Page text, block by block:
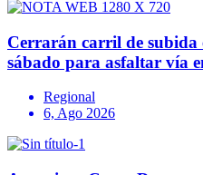
Cerrarán carril de subida
sábado para asfaltar vía
Regional
6, Ago 2026